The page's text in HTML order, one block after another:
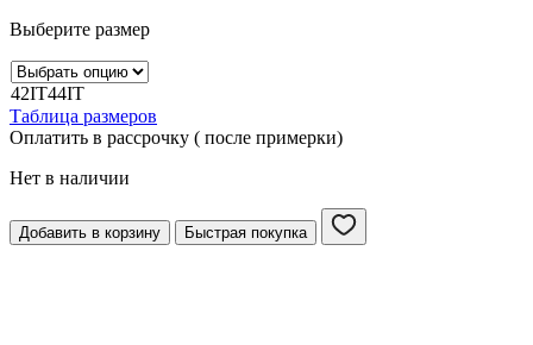
Выберите размер
42IT44IT
Таблица размеров
Оплатить в рассрочку ( после примерки)
Нет в наличии
Добавить в корзину Быстрая покупка